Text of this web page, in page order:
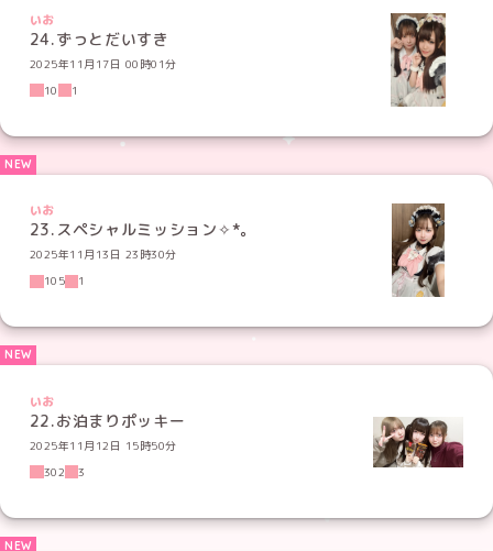
いお
24.ずっとだいすき
2025年11月17日 00時01分
10
1
いお
23.スペシャルミッション✧*｡
2025年11月13日 23時30分
105
1
いお
22.お泊まりポッキー
2025年11月12日 15時50分
302
3